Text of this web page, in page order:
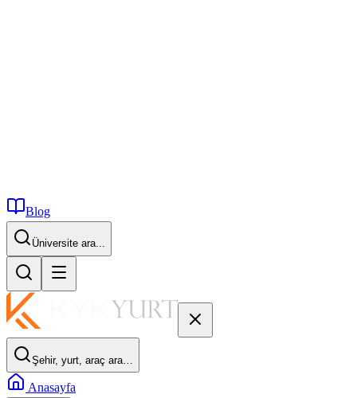
Blog
İstanbul...
Şehir, yurt, araç ara…
Anasayfa